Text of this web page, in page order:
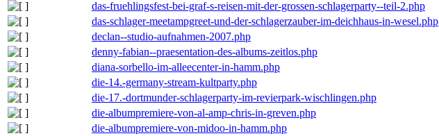
das-fruehlingsfest-bei-graf-s-reisen-mit-der-grossen-schlagerparty--teil-2.php
das-schlager-meetampgreet-und-der-schlagerzauber-im-deichhaus-in-wesel.php
declan--studio-aufnahmen-2007.php
denny-fabian--praesentation-des-albums-zeitlos.php
diana-sorbello-im-alleecenter-in-hamm.php
die-14.-germany-stream-kultparty.php
die-17.-dortmunder-schlagerparty-im-revierpark-wischlingen.php
die-albumpremiere-von-al-amp-chris-in-greven.php
die-albumpremiere-von-midoo-in-hamm.php